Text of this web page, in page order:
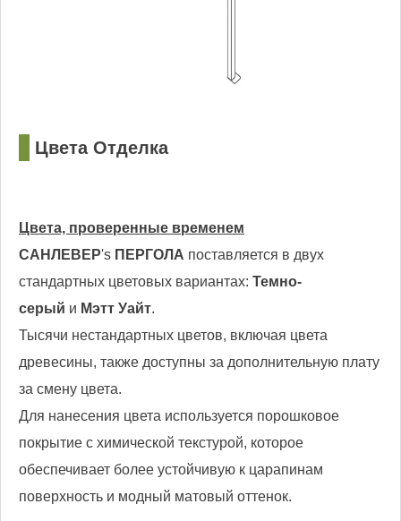
Цвета Отделка
Цвета, проверенные временем
САНЛЕВЕР's ПЕРГОЛА поставляется в двух
стандартных цветовых вариантах: Темно-
серый и Мэтт Уайт.
Тысячи нестандартных цветов, включая цвета
древесины, также доступны за дополнительную плату
за смену цвета.
Для нанесения цвета используется порошковое
покрытие с химической текстурой, которое
обеспечивает более устойчивую к царапинам
поверхность и модный матовый оттенок.